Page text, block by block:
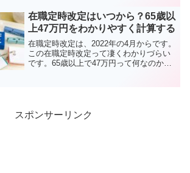
する物だと思います。緊張の度合いは違
うかもしれませんが緊張し...
在職定時改定はいつから？65歳以
上47万円をわかりやすく計算する
在職定時改定は、2022年の4月からです。
この在職定時改定って凄くわかりづらい
です。65歳以上で47万円って何なのかを
スポンサーリンク